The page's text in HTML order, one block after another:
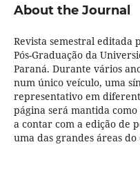
About the Journal
Revista semestral editada
Pós-Graduação da
Paraná. Durante vários
num único veículo, uma
representativo em
página será mantida
a contar com a edição de
uma das grandes áreas